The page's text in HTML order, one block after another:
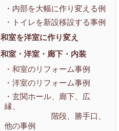
・内部を大幅に作り変える例
・トイレを新設移設する事例
和室を洋室に作り変え
和室・洋室・廊下・内装
・和室のリフォーム事例
・洋室のリフォーム事例
・玄関ホール、廊下、広
縁、
階段、勝手口、
他の事例